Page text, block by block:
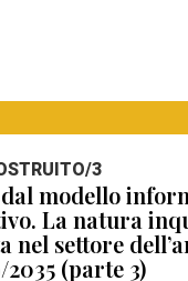
3
modello
La natura
nel settore
(parte 3)